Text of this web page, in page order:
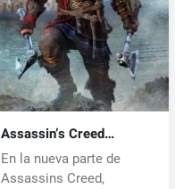
Assassin’s Creed
Valhalla (PC) key
En la nueva parte de
Assassins Creed,